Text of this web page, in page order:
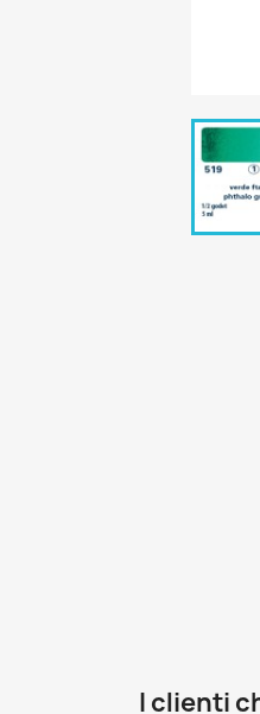
I clienti